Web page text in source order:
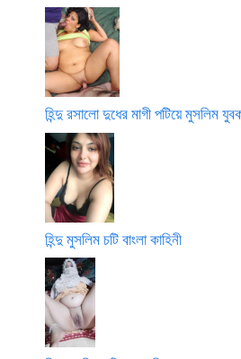
হিন্দু রসালো দুধের মাগী পটিয়ে মুসলিম
হিন্দু মুসলিম চটি বাংলা কাহিনী